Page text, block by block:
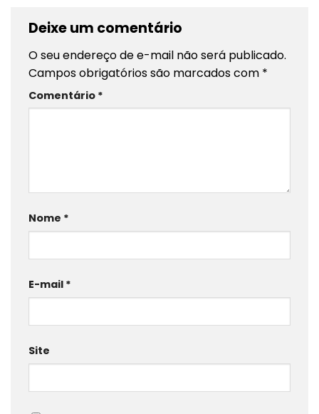
Deixe um comentário
O seu endereço de e-mail não será publicado.
Campos obrigatórios são marcados com *
Comentário *
Nome *
E-mail *
Site